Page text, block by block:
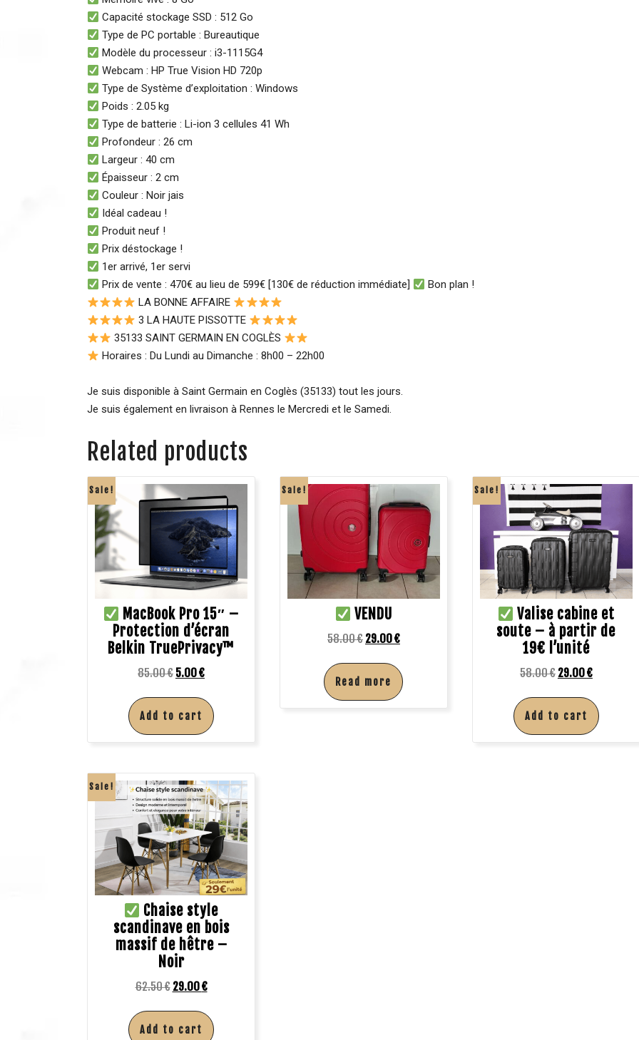
Capacité stockage SSD : 512 Go
Type de PC portable : Bureautique
Modèle du processeur : i3-1115G4
Webcam : HP True Vision HD 720p
Type de Système d’exploitation : Windows
Poids : 2.05 kg
Type de batterie : Li-ion 3 cellules 41 Wh
Profondeur : 26 cm
Largeur : 40 cm
Épaisseur : 2 cm
Couleur : Noir jais
Idéal cadeau !
Produit neuf !
Prix déstockage !
1er arrivé, 1er servi
Prix de vente : 470€ au lieu de 599€ [130€ de réduction immédiate]
Bon plan !
LA BONNE AFFAIRE
3 LA HAUTE PISSOTTE
35133 SAINT GERMAIN EN COGLÈS
Horaires : Du Lundi au Dimanche : 8h00 – 22h00
Je suis disponible à Saint Germain en Coglès (35133) tout les jours.
Je suis également en livraison à Rennes le Mercredi et le Samedi.
Related products
Sale!
MacBook Pro 15″ –
Protection d’écran
Belkin TruePrivacy™
85.00€ 5.00€
Add to cart
Sale!
VENDU
58.00€ 29.00€
Read more
Sale!
Valise cabine et
soute – à partir de
19€ l’unité
58.00€ 29.00€
Add to cart
Sale!
Chaise style
scandinave en bois
massif de hêtre –
Noir
62.50€ 29.00€
Add to cart